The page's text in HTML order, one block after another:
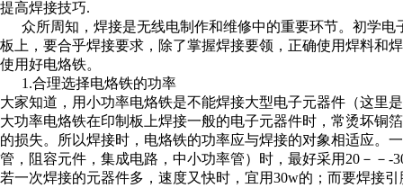
提高焊接技巧.
众所周知，焊接是无线电制作和维修中的重要环节。初学电
板上，要合乎焊接要求，除了掌握焊接要领，正确使用焊料和
使用好电烙铁。
1.合理选择电烙铁的功率
大家知道，用小功率电烙铁是不能焊接大型电子元器件（这里
大功率电烙铁在印制板上焊接一般的电子元器件时，常烫坏铜
的损失。所以焊接时，电烙铁的功率应与焊接的对象相适应。
管，阻容元件，集成电路，中小功率管）时，最好采用20－－
若一次焊接的元器件多，速度又快时，宜用30w的；而要焊接